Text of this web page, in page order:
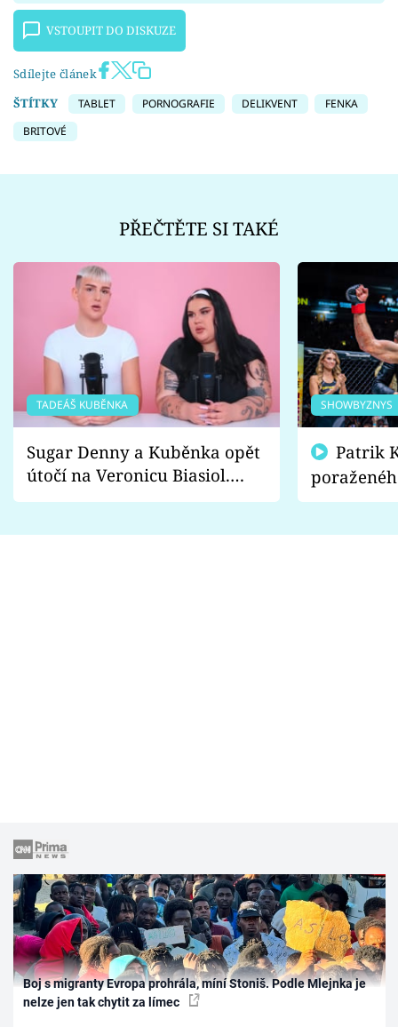
VSTOUPIT DO DISKUZE
Sdílejte článek
ŠTÍTKY
TABLET PORNOGRAFIE DELIKVENT
FENKA
BRITOVÉ
PŘEČTĚTE SI TAKÉ
TADEÁŠ KUBĚNKA
Sugar Denny a Kuběnka opět
útočí na Veronicu Biasiol.
Proč je podle nich falešná a
SHOWBYZNYS
fanoušci
Boj s migranty Evropa prohrála, míní Stoniš. Podle Mlejnka je
nelze jen tak chytit za límec